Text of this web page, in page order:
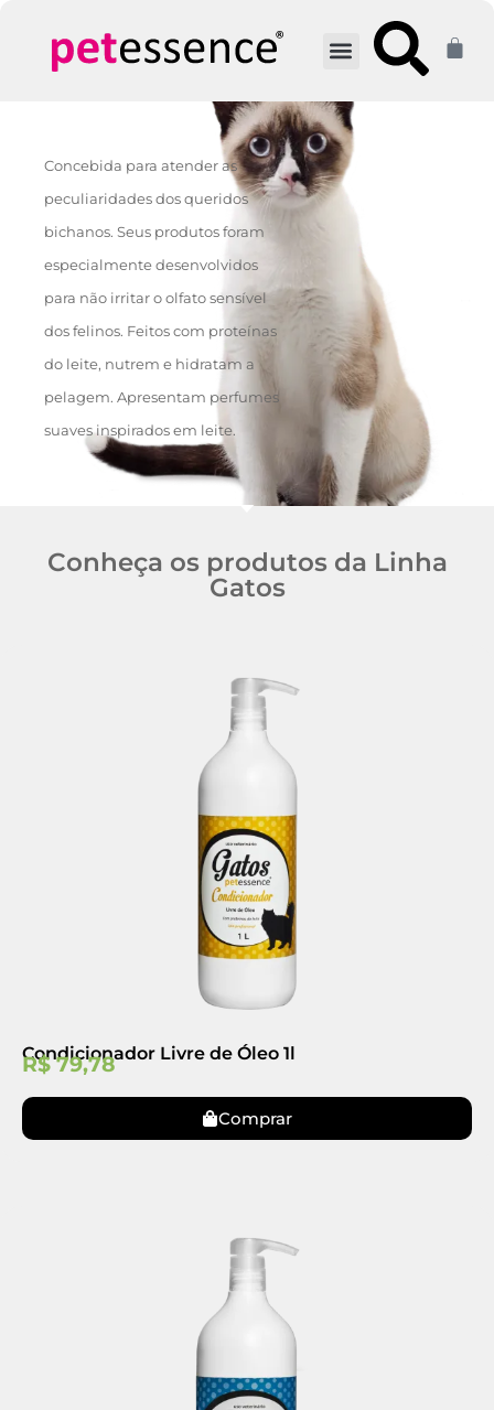
Concebida para atender as
peculiaridades dos queridos
bichanos. Seus produtos foram
especialmente desenvolvidos
para não irritar o olfato sensível
dos felinos. Feitos com proteínas
do leite, nutrem e hidratam a
pelagem. Apresentam perfumes
suaves inspirados em leite.
Conheça os produtos da Linha
Gatos
Condicionador Livre de Óleo 1l
R$79,78
Comprar